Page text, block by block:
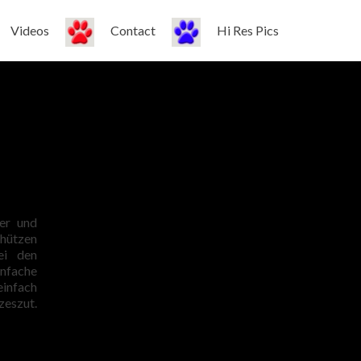
Videos Contact Hi Res Pics
und
den